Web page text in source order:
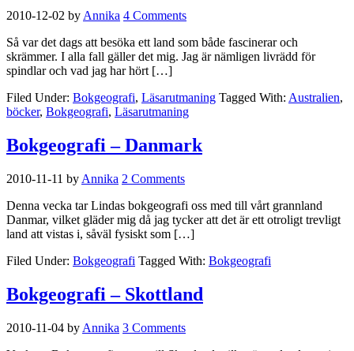
2010-12-02 by Annika 4 Comments
Så var det dags att besöka ett land som både fascinerar och
skrämmer. I alla fall gäller det mig. Jag är nämligen livrädd för
spindlar och vad jag har hört […]
Filed Under: Bokgeografi, Läsarutmaning Tagged With: Australien,
böcker, Bokgeografi, Läsarutmaning
Bokgeografi – Danmark
2010-11-11 by Annika 2 Comments
Denna vecka tar Lindas bokgeografi oss med till vårt grannland
Danmar, vilket gläder mig då jag tycker att det är ett otroligt trevligt
land att vistas i, såväl fysiskt som […]
Filed Under: Bokgeografi Tagged With: Bokgeografi
Bokgeografi – Skottland
2010-11-04 by Annika 3 Comments